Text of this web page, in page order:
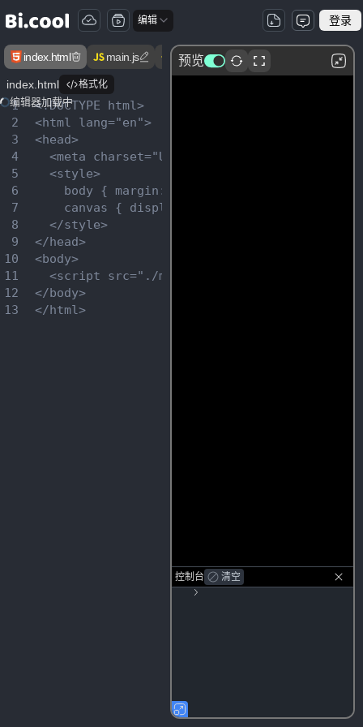
编辑 登录
index.html main.js package.json
index.html 格式化
1
2
3
4
5
6
7
8
9
10
11
12
13
<!DOCTYPE html>
<html lang="en">
<head>
  <meta charset="UTF-8">
  <style>
    body { margin: 0; }
    canvas { display: block; }
  </style>
</head>
<body>
  <script src="./main.js"></script>
</body>
</html>
编辑器加载中
预览
控制台 清空